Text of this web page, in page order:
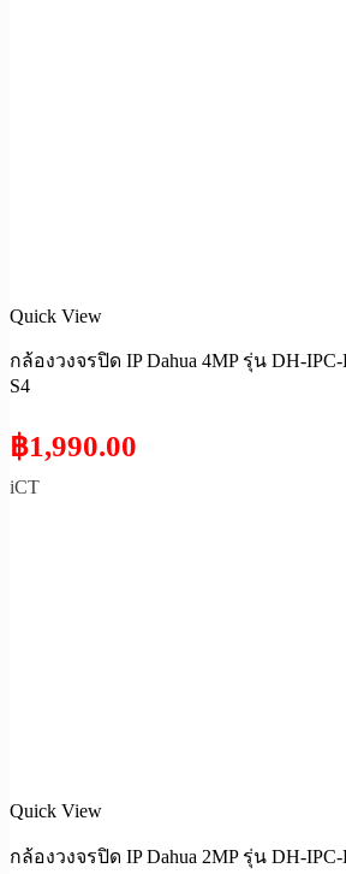
Quick View
กล้องวงจรปิด IP Dahua 4MP รุ่น DH-
S4
฿1,990.00
iCT
Quick View
กล้องวงจรปิด IP Dahua 2MP รุ่น DH-